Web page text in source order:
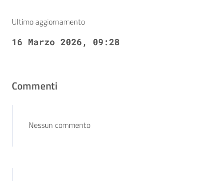
Ultimo aggiornamento
16 Marzo 2026, 09:28
Commenti
Nessun commento